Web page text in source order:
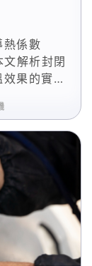
熱係數
解析封閉
果的實務